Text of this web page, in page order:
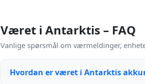
Været i Antarktis – FAQ
Vanlige spørsmål om værmeldinger,
Hvordan er været i Antarktis